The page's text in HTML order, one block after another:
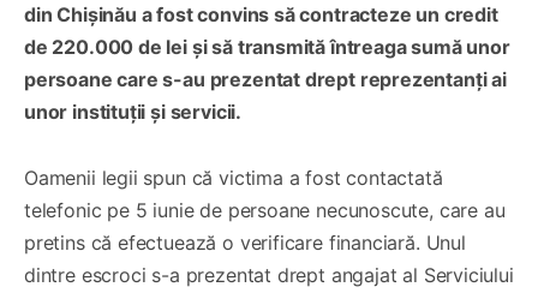
din Chișinău a fost convins să contracteze un credit
de 220.000 de lei și să transmită întreaga sumă unor
persoane care s-au prezentat drept reprezentanți ai
unor instituții și servicii.
Oamenii legii spun că victima a fost contactată
telefonic pe 5 iunie de persoane necunoscute, care au
pretins că efectuează o verificare financiară. Unul
dintre escroci s-a prezentat drept angajat al Serviciului